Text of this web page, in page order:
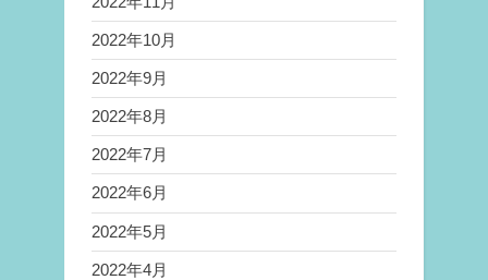
2022年10月
2022年9月
2022年8月
2022年7月
2022年6月
2022年5月
2022年4月